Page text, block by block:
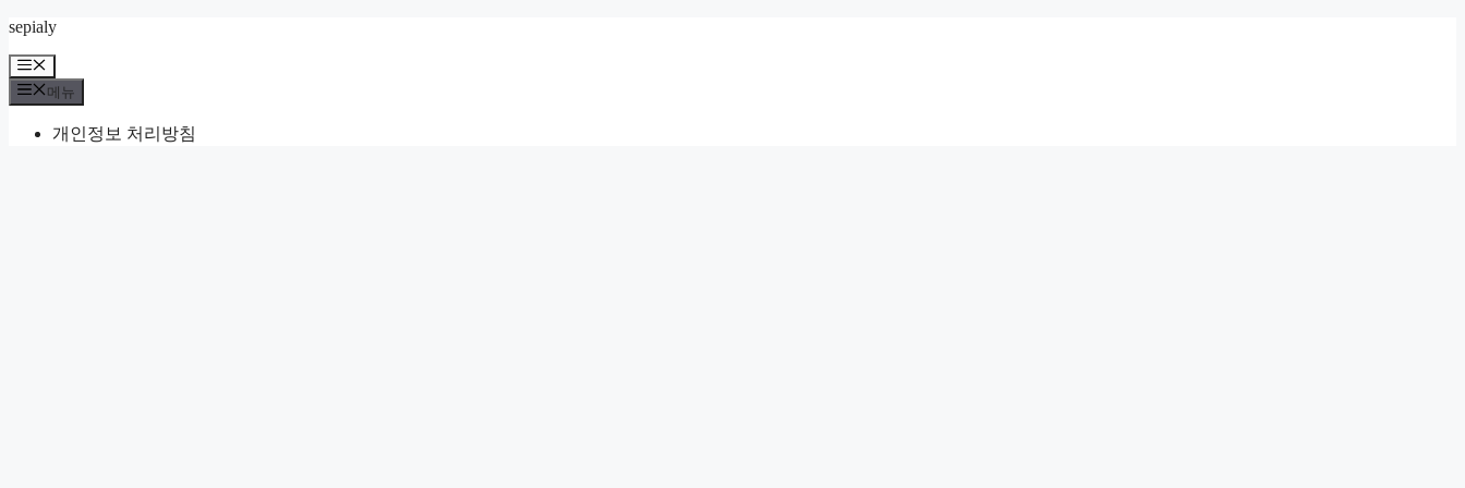
컨
츠
로
sepialy
메
뉴
메뉴
개인정보 처리방침